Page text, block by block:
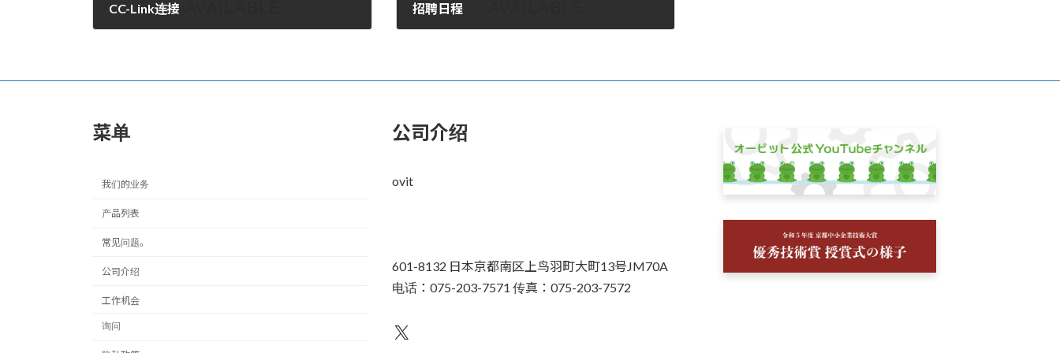
CC-Link连接 招聘日程
菜单
我们的业务
产品列表
常见问题。
公司介绍
工作机会
询问
公司介绍
ovit
601-8132 日本京都南区上鸟羽町大町13号JM70A
电话：075-203-7571 传真：075-203-7572
不为人知